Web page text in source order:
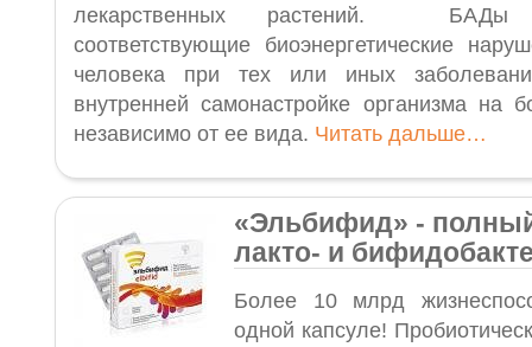
лекарственных растений. БАДы
соответствующие биоэнергетические
человека при тех или иных
внутренней самонастройке организма на
независимо от ее вида. Читать дальше…
«Эльбифид» -
лакто- и
Более 10 млрд
одной капсуле!